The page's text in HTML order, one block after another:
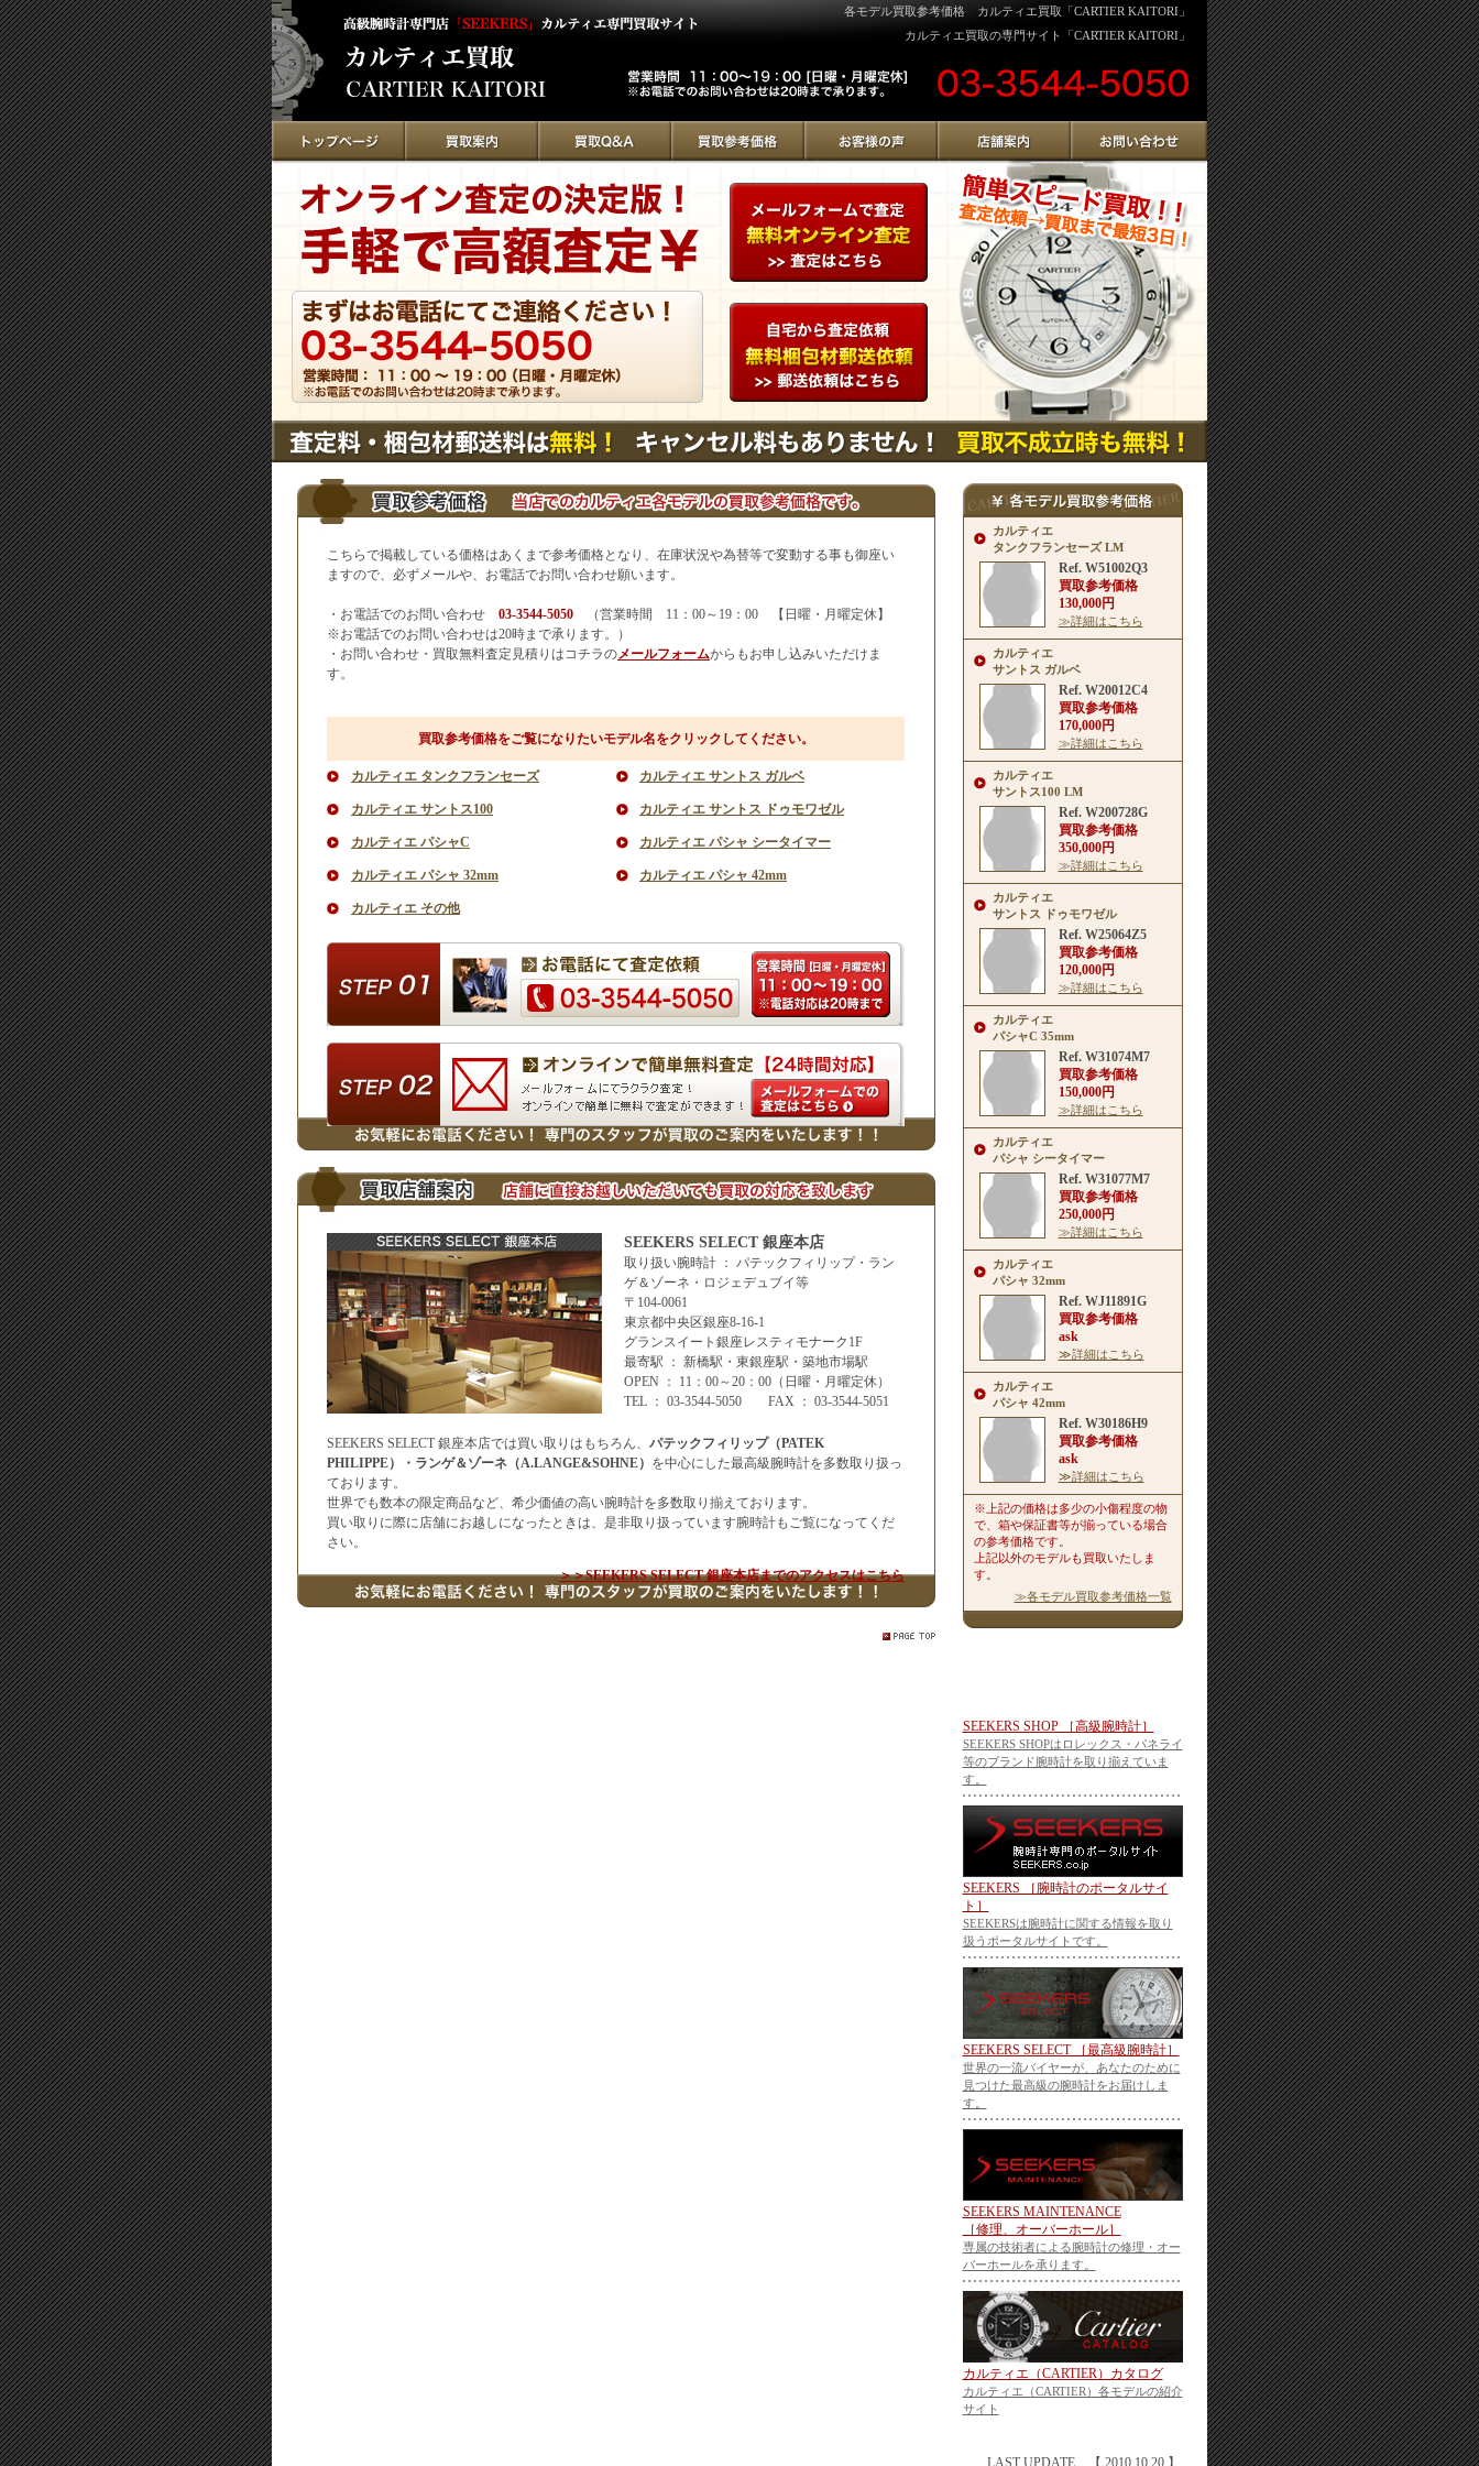
各モデル買取参考価格 カルティエ買取「CARTIER KAITORI」
カルティエ買取の専門サイト「CARTIER KAITORI」
こちらで掲載している価格はあくまで参考価格となり、在庫状況や為替等で変動する事も御座い
ますので、必ずメールや、お電話でお問い合わせ願います。
・お電話でのお問い合わせ 03-3544-5050 （営業時間 11：00～19：00 【日曜・月曜定休】
※お電話でのお問い合わせは20時まで承ります。）
・お問い合わせ・買取無料査定見積りはコチラのメールフォームからもお申し込みいただけま
す。
買取参考価格をご覧になりたいモデル名をクリックしてください。
カルティエ タンクフランセーズ カルティエ サントス ガルベ
カルティエ サントス100 カルティエ サントス ドゥモワゼル
カルティエ パシャC カルティエ パシャ シータイマー
カルティエ パシャ 32mm カルティエ パシャ 42mm
カルティエ その他
SEEKERS SELECT 銀座本店
取り扱い腕時計 ： パテックフィリップ・ラン
ゲ＆ゾーネ・ロジェデュブイ等
〒104-0061
東京都中央区銀座8-16-1
グランスイート銀座レスティモナーク1F
最寄駅 ： 新橋駅・東銀座駅・築地市場駅
OPEN ： 11：00～20：00（日曜・月曜定休）
TEL ： 03-3544-5050 FAX ： 03-3544-5051
SEEKERS SELECT 銀座本店では買い取りはもちろん、 パテックフィリップ（PATEK
PHILIPPE）・ランゲ＆ゾーネ（A.LANGE&SOHNE） を中心にした最高級腕時計を多数取り扱っ
ております。
世界でも数本の限定商品など、希少価値の高い腕時計を多数取り揃えております。
買い取りに際に店舗にお越しになったときは、是非取り扱っています腕時計もご覧になってくだ
さい。
＞＞SEEKERS SELECT 銀座本店までのアクセスはこちら
カルティエ
タンクフランセーズ LM
Ref. W51002Q3
買取参考価格
130,000円
≫詳細はこちら
カルティエ
サントス ガルベ
Ref. W20012C4
買取参考価格
170,000円
≫詳細はこちら
カルティエ
サントス100 LM
Ref. W200728G
買取参考価格
350,000円
≫詳細はこちら
カルティエ
サントス ドゥモワゼル
Ref. W25064Z5
買取参考価格
120,000円
≫詳細はこちら
カルティエ
パシャC 35mm
Ref. W31074M7
買取参考価格
150,000円
≫詳細はこちら
カルティエ
パシャ シータイマー
Ref. W31077M7
買取参考価格
250,000円
≫詳細はこちら
カルティエ
パシャ 32mm
Ref. WJ11891G
買取参考価格
ask
≫詳細はこちら
カルティエ
パシャ 42mm
Ref. W30186H9
買取参考価格
ask
≫詳細はこちら
※上記の価格は多少の小傷程度の物
で、箱や保証書等が揃っている場合
の参考価格です。
上記以外のモデルも買取いたしま
す。
≫各モデル買取参考価格一覧
SEEKERS SHOP ［高級腕時計］
SEEKERS SHOPはロレックス・パネライ
等のブランド腕時計を取り揃えていま
す。
SEEKERS ［腕時計のポータルサイ
ト］
SEEKERSは腕時計に関する情報を取り
扱うポータルサイトです。
SEEKERS SELECT ［最高級腕時計］
世界の一流バイヤーが、あなたのために
見つけた最高級の腕時計をお届けしま
す。
SEEKERS MAINTENANCE
［修理、オーバーホール］
専属の技術者による腕時計の修理・オー
バーホールを承ります。
カルティエ（CARTIER）カタログ
カルティエ（CARTIER）各モデルの紹介
サイト
LAST UPDATE 【 2010.10.20 】